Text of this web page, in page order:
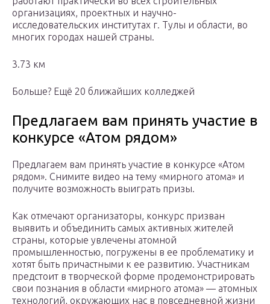
организациях, проектных и научно-
исследовательских институтах г. Тулы и области, во
многих городах нашей страны.
3.73 км
Больше? Ещё 20 ближайших колледжей
Предлагаем вам принять участие в
конкурсе «Атом рядом»
Предлагаем вам принять участие в конкурсе «Атом
рядом». Снимите видео на тему «мирного атома» и
получите возможность выиграть призы.
Как отмечают организаторы, конкурс призван
выявить и объединить самых активных жителей
страны, которые увлечены атомной
промышленностью, погружены в ее проблематику и
хотят быть причастными к ее развитию. Участникам
предстоит в творческой форме продемонстрировать
свои познания в области «мирного атома» — атомных
технологий, окружающих нас в повседневной жизни